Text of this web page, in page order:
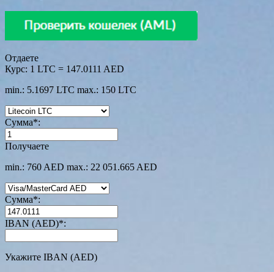
Отдаете
Курс: 1 LTC = 147.0111 AED
min.: 5.1697 LTC max.: 150 LTC
Сумма*:
Получаете
min.: 760 AED max.: 22 051.665 AED
Сумма*:
IBAN (AED)*:
Укажите IBAN (AED)